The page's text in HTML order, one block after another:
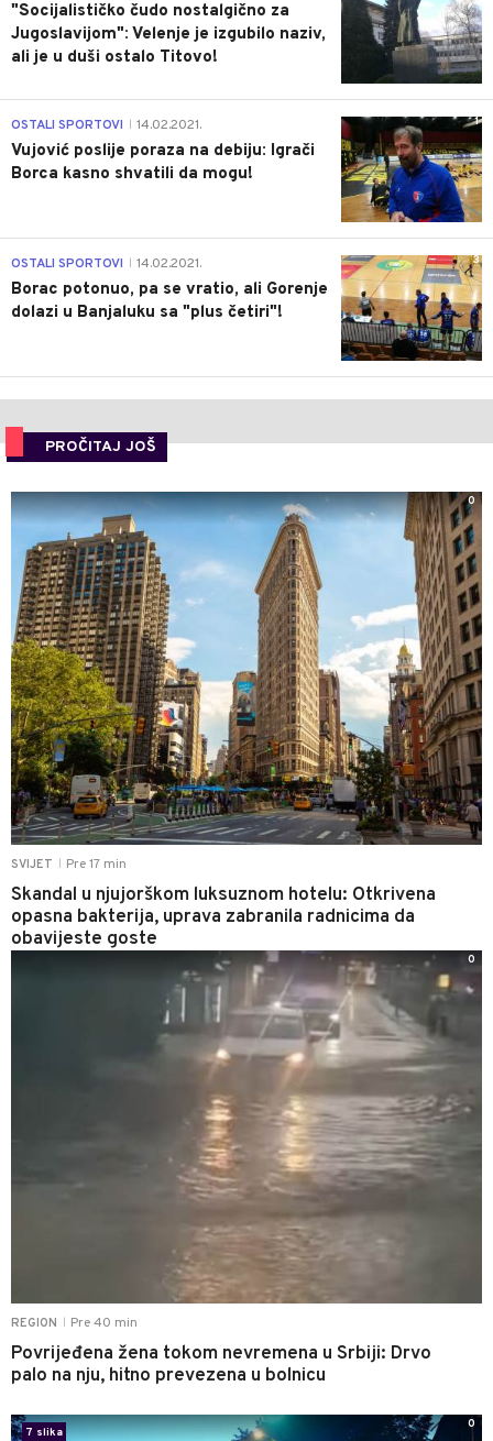
"Socijalističko čudo nostalgično za
Jugoslavijom": Velenje je izgubilo naziv,
ali je u duši ostalo Titovo!
1
OSTALI SPORTOVI 14.02.2021.
Vujović poslije poraza na debiju: Igrači
Borca kasno shvatili da mogu!
3
OSTALI SPORTOVI 14.02.2021.
Borac potonuo, pa se vratio, ali Gorenje
dolazi u Banjaluku sa "plus četiri"!
PROČITAJ JOŠ
SVIJET Pre 17 min
Skandal u njujorškom luksuznom hotelu: Otkrivena
opasna bakterija, uprava zabranila radnicima da
obavijeste goste
0
REGION Pre 40 min
Povrijeđena žena tokom nevremena u Srbiji: Drvo
palo na nju, hitno prevezena u bolnicu
0
7 slika
0